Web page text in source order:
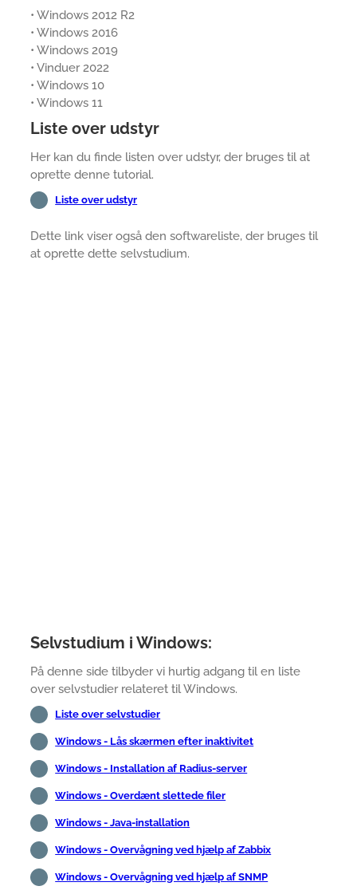
• Windows 2012 R2
• Windows 2016
• Windows 2019
• Vinduer 2022
• Windows 10
• Windows 11
Liste over udstyr
Her kan du finde listen over udstyr, der bruges til at
oprette denne tutorial.
Liste over udstyr
Dette link viser også den softwareliste, der bruges til
at oprette dette selvstudium.
Selvstudium i Windows:
På denne side tilbyder vi hurtig adgang til en liste
over selvstudier relateret til Windows.
Liste over selvstudier
Windows - Lås skærmen efter inaktivitet
Windows - Installation af Radius-server
Windows - Overdænt slettede filer
Windows - Java-installation
Windows - Overvågning ved hjælp af Zabbix
Windows - Overvågning ved hjælp af SNMP